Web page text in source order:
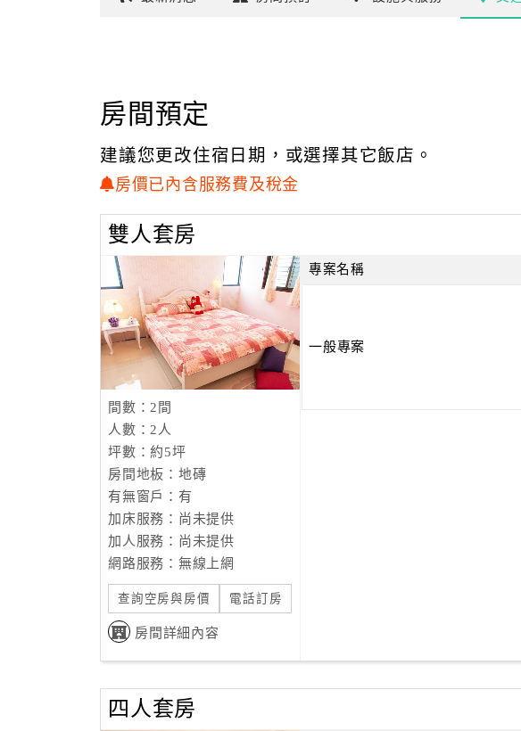
房間預定
建議您更改住宿日期，或選擇其它飯店。
房價已內含服務費及稅金
雙人套房
間數：2間
人數：2人
坪數：約5坪
房間地板：地磚
有無窗戶：有
加床服務：尚未提供
加人服務：尚未提供
網路服務：無線上網
查詢空房與房價 電話訂房
房間詳細內容
專案名稱
一般專案
四人套房